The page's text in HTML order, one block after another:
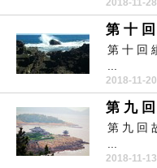
2018-11-28
第 十
第 十 回
2018-11-20
第 九
第 九 回
2018-11-13